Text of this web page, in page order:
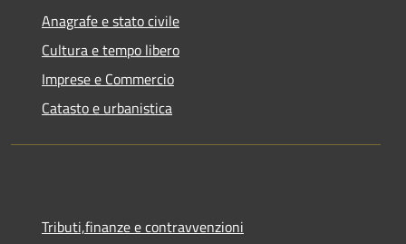
Anagrafe e stato civile
Cultura e tempo libero
Imprese e Commercio
Catasto e urbanistica
Tributi,finanze e contravvenzioni